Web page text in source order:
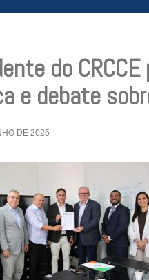
do
e debate
DE 2025